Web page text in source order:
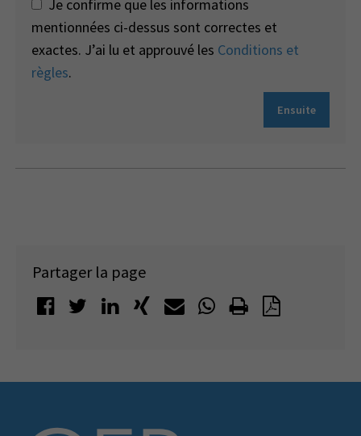
Je confirme que les informations
mentionnées ci-dessus sont correctes et
exactes. J’ai lu et approuvé les Conditions et
règles.
Ensuite
Partager la page